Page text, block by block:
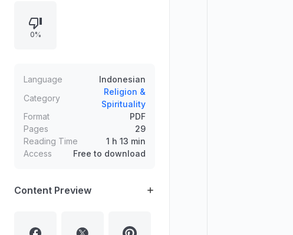
serta fithrah yang selamat. Teks
juga menguraikan definisi Al-Qur’an
0%
Language
Indonesian
Category
Religion &
Spirituality
Format
PDF
Pages
29
Reading Time
1 h 13 min
Access
Free to download
Content Preview